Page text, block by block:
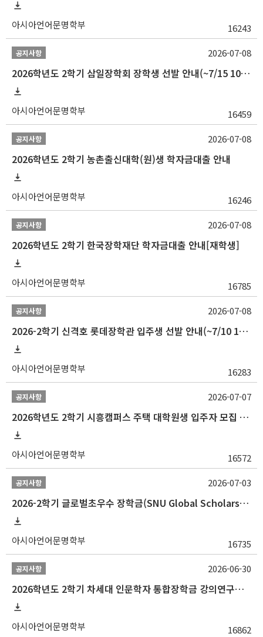
아시아언어문명학부 16243
공지사항
2026학년도 2학기 삼일장학회 장학생 선발 안내(~7/15 10:00)
아시아언어문명학부 16459
2026-07-08
공지사항
2026학년도 2학기 농촌출신대학(원)생 학자금대출 안내
아시아언어문명학부 16246
2026-07-08
공지사항
2026학년도 2학기 한국장학재단 학자금대출 안내[재학생]
아시아언어문명학부 16785
2026-07-08
공지사항
2026-2학기 신격호 롯데장학관 입주생 선발 안내(~7/10 10:00)
아시아언어문명학부 16283
2026-07-08
공지사항
2026학년도 2학기 시흥캠퍼스 주택 대학원생 입주자 모집 안내
아시아언어문명학부 16572
2026-07-07
공지사항
2026-2학기 글로벌초우수 장학금(SNU Global Scholarship, GS) 신청 안내(~7/12 23:00)
아시아언어문명학부 16735
2026-07-03
공지사항
2026학년도 2학기 차세대 인문학자 통합장학금 강의연구조교 선발 안내(~7/8)
아시아언어문명학부 16862
2026-06-30